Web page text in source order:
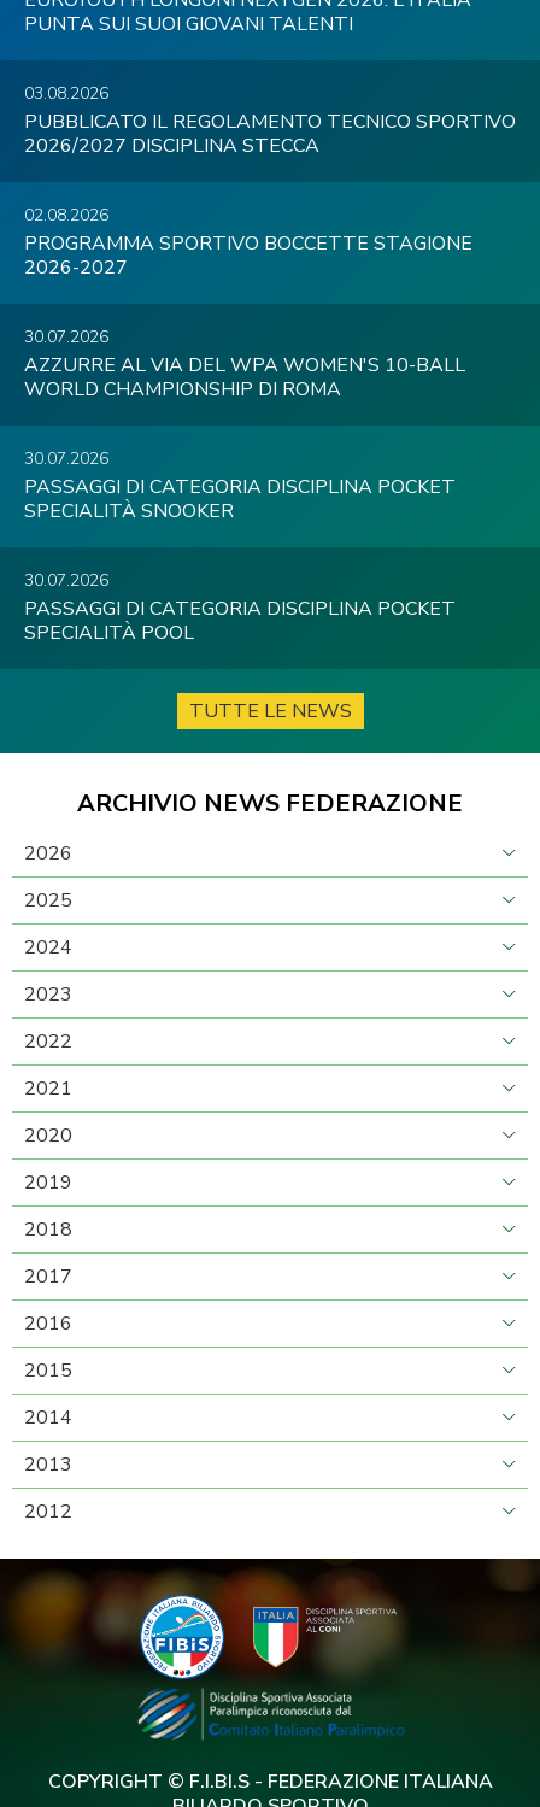
PUNTA SUI SUOI GIOVANI TALENTI
03.08.2026
PUBBLICATO IL REGOLAMENTO TECNICO SPORTIVO
2026/2027 DISCIPLINA STECCA
02.08.2026
PROGRAMMA SPORTIVO BOCCETTE STAGIONE
2026-2027
30.07.2026
AZZURRE AL VIA DEL WPA WOMEN'S 10-BALL
WORLD CHAMPIONSHIP DI ROMA
30.07.2026
PASSAGGI DI CATEGORIA DISCIPLINA POCKET
SPECIALITÀ SNOOKER
30.07.2026
PASSAGGI DI CATEGORIA DISCIPLINA POCKET
SPECIALITÀ POOL
TUTTE LE NEWS
ARCHIVIO NEWS FEDERAZIONE
2026
2025
2024
2023
2022
2021
2020
2019
2018
2017
2016
2015
2014
2013
2012
COPYRIGHT © F.I.BI.S - FEDERAZIONE ITALIANA